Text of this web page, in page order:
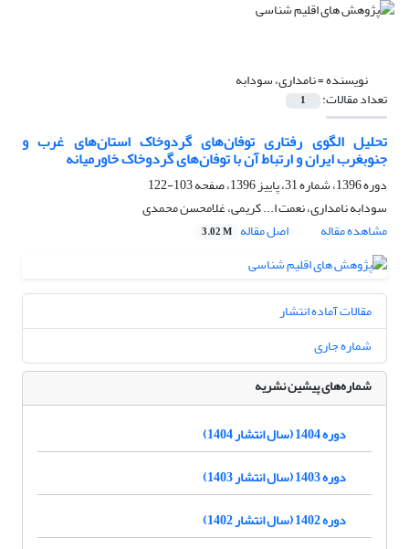
نویسنده =نامداری، سودابه
تعداد مقالات: 1
تحلیل الگوی رفتاری توفان‌های گردوخاک استان‌های غرب و
جنوبغرب ایران و ارتباط آن با توفان‌های گردوخاک خاورمیانه
دوره 1396، شماره 31، پاییز 1396، صفحه
103-122
سودابه نامداری، نعمت ا... کریمی، غلامحسن محمدی
مشاهده مقاله
اصل مقاله 3.02 M
مقالات آماده انتشار
شماره جاری
شماره‌های پیشین نشریه
دوره 1404 (سال انتشار 1404)
دوره 1403 (سال انتشار 1403)
دوره 1402 (سال انتشار 1402)